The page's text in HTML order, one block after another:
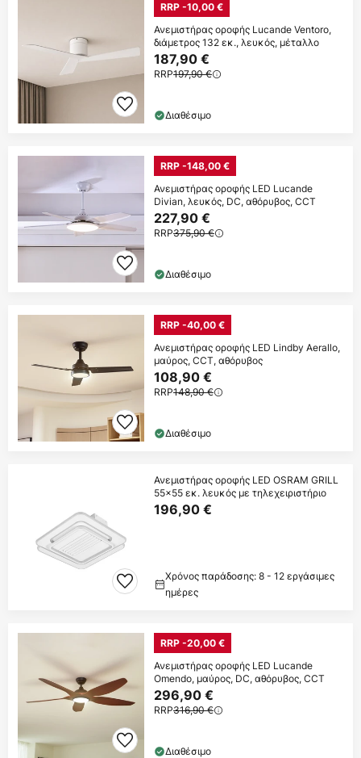
RRP -10,00 €
Ανεμιστήρας οροφής Lucande Ventoro,
διάμετρος 132 εκ., λευκός, μέταλλο
187,90 €
RRP197,90 €
Διαθέσιμο
RRP -148,00 €
Ανεμιστήρας οροφής LED Lucande
Divian, λευκός, DC, αθόρυβος, CCT
227,90 €
RRP375,90 €
Διαθέσιμο
RRP -40,00 €
Ανεμιστήρας οροφής LED Lindby Aerallo,
μαύρος, CCT, αθόρυβος
108,90 €
RRP148,90 €
Διαθέσιμο
Ανεμιστήρας οροφής LED OSRAM GRILL
55x55 εκ. λευκός με τηλεχειριστήριο
196,90 €
Χρόνος παράδοσης: 8 - 12 εργάσιμες
ημέρες
RRP -20,00 €
Ανεμιστήρας οροφής LED Lucande
Omendo, μαύρος, DC, αθόρυβος, CCT
296,90 €
RRP316,90 €
Διαθέσιμο